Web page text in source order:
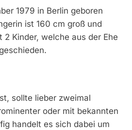
1979 in Berlin geboren
ist 160 cm groß und
Kinder, welche aus der Ehe
sollte lieber zweimal
oder mit bekannten
handelt es sich dabei um